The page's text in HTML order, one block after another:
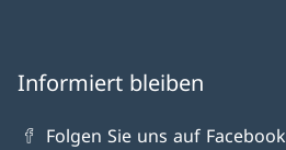
Informiert bleiben
Folgen Sie uns auf Facebook